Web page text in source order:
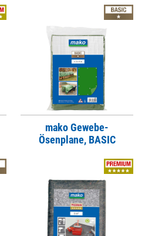
mako Gewebe-
Ösenplane, BASIC